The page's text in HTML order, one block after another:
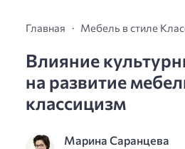
Главная Мебель в стиле
Влияние
на развитие
классицизм
Марина Саранцева